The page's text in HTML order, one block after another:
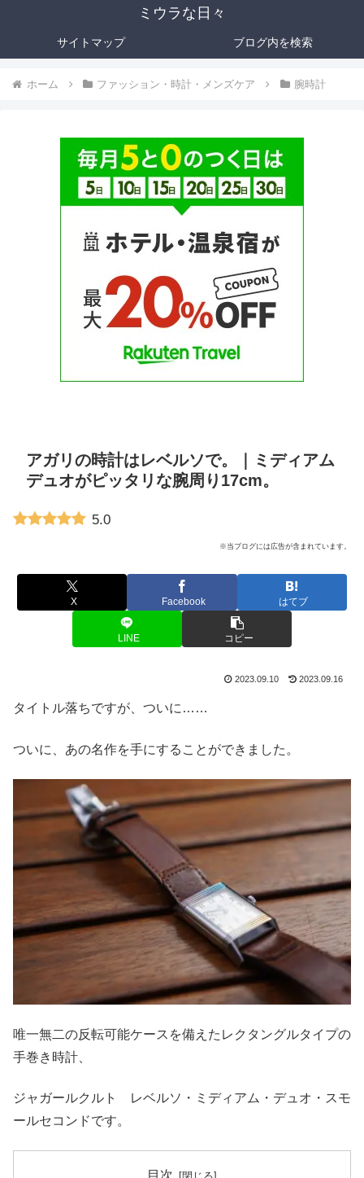
ミウラな日々
サイトマップ ブログ内を検索
ホーム ファッション・時計・メンズケア 腕時計
アガリの時計はレベルソで。｜ミディアム
デュオがピッタリな腕周り17cm。
5.0
※当ブログには広告が含まれています。
X Facebook はてブ
LINE コピー
2023.09.10 2023.09.16
タイトル落ちですが、ついに……
ついに、あの名作を手にすることができました。
唯一無二の反転可能ケースを備えたレクタングルタイプの
手巻き時計、
ジャガールクルト レベルソ・ミディアム・デュオ・スモ
ールセコンドです。